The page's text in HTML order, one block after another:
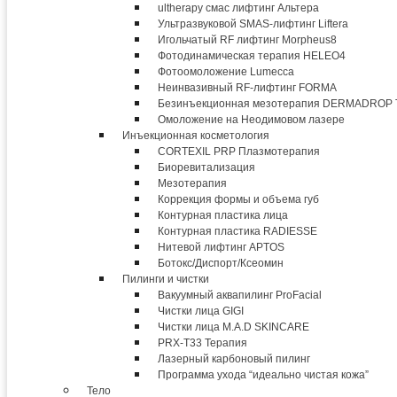
ultherapy смас лифтинг Альтера
Ультразвуковой SMAS-лифтинг Liftera
Игольчатый RF лифтинг Morpheus8
Фотодинамическая терапия HELEO4
Фотоомоложение Lumecca
Неинвазивный RF-лифтинг FORMA
Безинъекционная мезотерапия
Омоложение на Неодимовом лазере
Инъекционная косметология
CORTEXIL PRP Плазмотерапия
Биоревитализация
Мезотерапия
Коррекция формы и объема губ
Контурная пластика лица
Контурная пластика RADIESSE
Нитевой лифтинг APTOS
Ботокс/Диспорт/Ксеомин
Пилинги и чистки
Вакуумный аквапилинг ProFacial
Чистки лица GIGI
Чистки лица M.A.D SKINCARE
PRX-T33 Терапия
Лазерный карбоновый пилинг
Программа ухода “идеально чистая кожа”
Тело